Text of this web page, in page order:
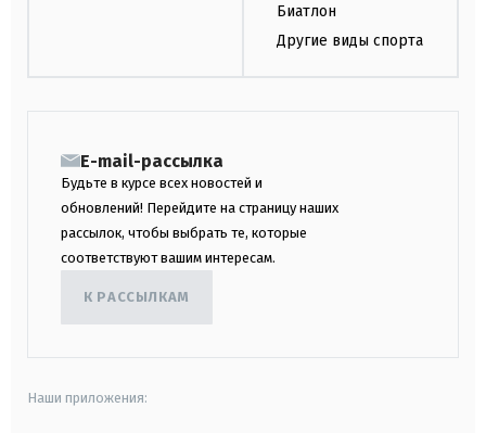
Биатлон
Другие виды спорта
E-mail-рассылка
Будьте в курсе всех новостей и
обновлений! Перейдите на страницу наших
рассылок, чтобы выбрать те, которые
соответствуют вашим интересам.
К РАССЫЛКАМ
Наши приложения: